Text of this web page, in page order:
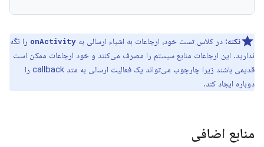
نکته: در کلاس تست خود، ارجاعات به اشیاء ارسالی به onActivity را نگه
ندارید. این ارجاعات منابع سیستم را مصرف می‌کنند و خود ارجاعات ممکن است
قدیمی باشند زیرا چارچوب می‌تواند یک فعالیت ارسالی به متد callback را
دوباره ایجاد کند.
منابع اضافی